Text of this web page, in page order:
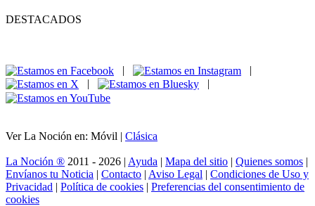
DESTACADOS
|
|
|
|
Ver La Noción en: Móvil | Clásica
La Noción ® 2011 - 2026 | Ayuda | Mapa del sitio | Quienes somos |
Envíanos tu Noticia | Contacto | Aviso Legal | Condiciones de Uso y
Privacidad | Política de cookies | Preferencias del consentimiento de
cookies